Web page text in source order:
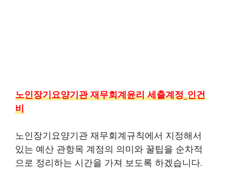
노인장기요양기관 재무회계윤리 세출계정_인건
비
노인장기요양기관 재무회계규칙에서 지정해서
있는 예산 관항목 계정의 의미와 꿀팁을 순차적
으로 정리하는 시간을 가져 보도록 하겠습니다.